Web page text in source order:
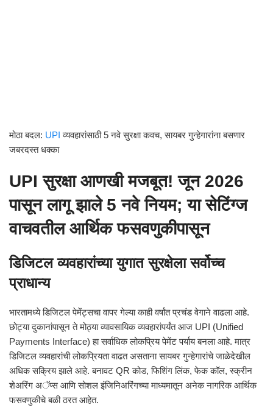
मोठा बदल: UPI व्यवहारांसाठी 5 नवे सुरक्षा कवच, सायबर गुन्हेगारांना बसणार
जबरदस्त धक्का
UPI सुरक्षा आणखी मजबूत! जून 2026
पासून लागू झाले 5 नवे नियम; या सेटिंग्ज
वाचवतील आर्थिक फसवणुकीपासून
डिजिटल व्यवहारांच्या युगात सुरक्षेला सर्वोच्च
प्राधान्य
भारतामध्ये डिजिटल पेमेंट्सचा वापर गेल्या काही वर्षांत प्रचंड वेगाने वाढला आहे.
छोट्या दुकानांपासून ते मोठ्या व्यावसायिक व्यवहारांपर्यंत आज UPI (Unified
Payments Interface) हा सर्वाधिक लोकप्रिय पेमेंट पर्याय बनला आहे. मात्र
डिजिटल व्यवहारांची लोकप्रियता वाढत असताना सायबर गुन्हेगारांचे जाळेदेखील
अधिक सक्रिय झाले आहे. बनावट QR कोड, फिशिंग लिंक, फेक कॉल, स्क्रीन
शेअरिंग अॅप्स आणि सोशल इंजिनिअरिंगच्या माध्यमातून अनेक नागरिक आर्थिक
फसवणुकीचे बळी ठरत आहेत.